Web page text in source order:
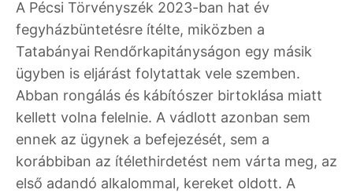
A Pécsi Törvényszék 2023-ban hat év
fegyházbüntetésre ítélte, miközben a
Tatabányai Rendőrkapitányságon egy másik
ügyben is eljárást folytattak vele szemben.
Abban rongálás és kábítószer birtoklása miatt
kellett volna felelnie. A vádlott azonban sem
ennek az ügynek a befejezését, sem a
korábbiban az ítélethirdetést nem várta meg, az
első adandó alkalommal, kereket oldott. A